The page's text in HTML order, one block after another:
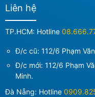
Liên hệ
TP.HCM: Hotline
Đ/c cũ: 112/6 Phạm
Đ/c mới: 112/6 Phạm
Minh.
Đà Nẵng: Hotline